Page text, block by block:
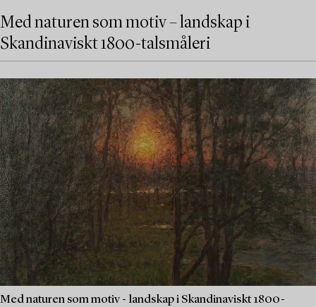
Med naturen som motiv – landskap i
Skandinaviskt 1800-talsmåleri
Med naturen som motiv - landskap i Skandinaviskt 1800-